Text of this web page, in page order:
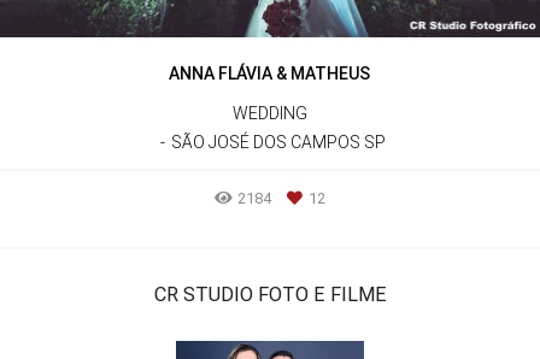
ANNA FLÁVIA & MATHEUS
WEDDING
SÃO JOSÉ DOS CAMPOS SP
2184 12
CR STUDIO FOTO E FILME